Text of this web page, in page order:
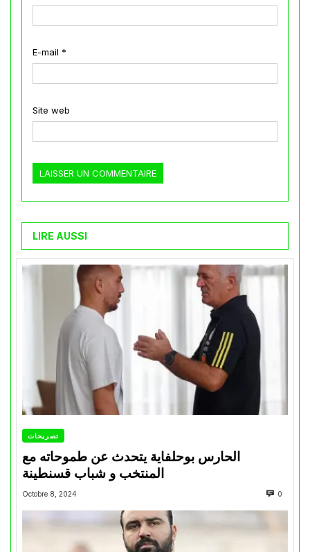
E-mail *
Site web
LIRE AUSSI
تصريحات
الحارس بوحلفاية يتحدث عن طموحاته مع
المنتخب و شباب قسنطينة
Octobre 8, 2024 0